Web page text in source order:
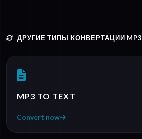
ДРУГИЕ ТИПЫ КОНВЕРТАЦИИ MP3
MP3 TO TEXT
Convert now